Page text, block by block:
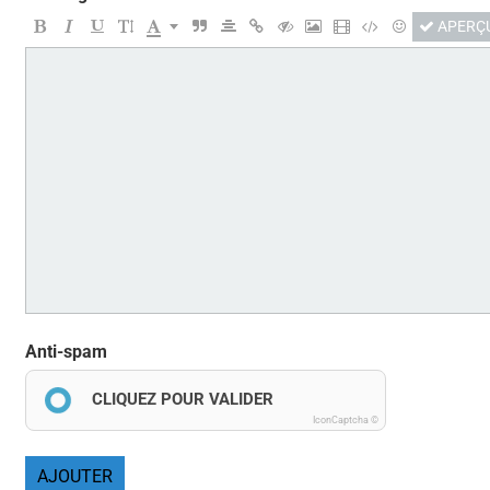
Anti-spam
CLIQUEZ POUR VALIDER
IconCaptcha ©
AJOUTER